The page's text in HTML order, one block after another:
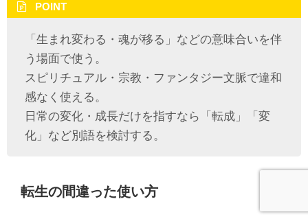
POINT
「生まれ変わる・魂が移る」などの意味合いを伴
う場面で使う。
スピリチュアル・宗教・ファンタジー文脈で違和
感なく使える。
日常の変化・成長だけを指すなら「転成」「変
化」など別語を検討する。
転生の間違った使い方